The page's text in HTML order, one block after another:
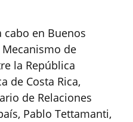
cabo en Buenos
de
la República
de Costa Rica,
de Relaciones
Pablo Tettamanti,